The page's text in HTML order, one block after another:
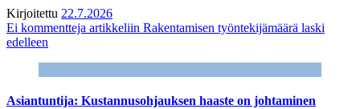
Kirjoitettu 22.7.2026
Ei kommentteja artikkeliin Rakentamisen työntekijämäärä laski
edelleen
Asiantuntija: Kustannusohjauksen haaste on johtaminen